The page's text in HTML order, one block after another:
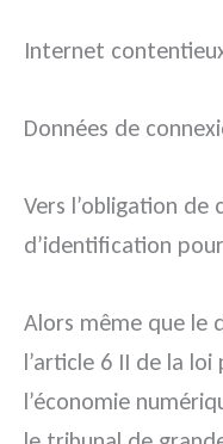
Internet
Données de
Vers l’obligation de
d’identification
Alors même que le
l’article 6 II de la
l’économie